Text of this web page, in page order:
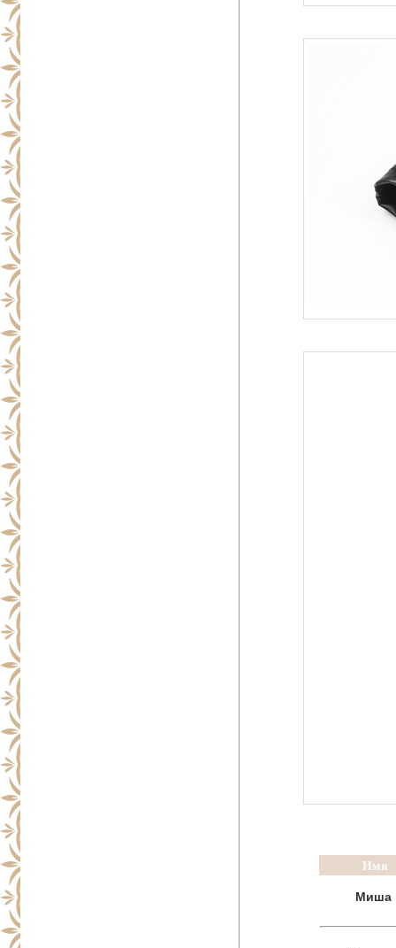
Имя
Миша